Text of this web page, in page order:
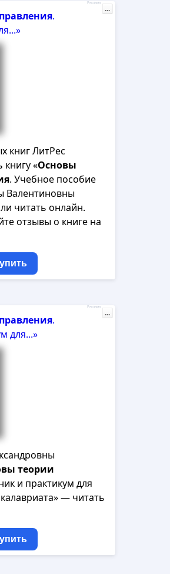
.
книг ЛитРес
книгу «Основы
. Учебное пособие
Валентиновны
читать онлайн.
отзывы о книге на
Реклама
...
.
для...»
теории
и практикум для
— читать
Реклама
...